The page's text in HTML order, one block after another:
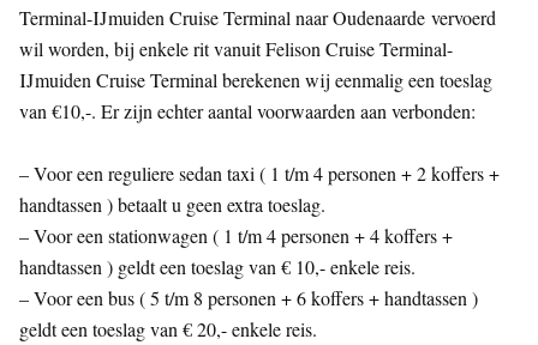
Terminal-IJmuiden Cruise Terminal naar Oudenaarde vervoerd
wil worden, bij enkele rit vanuit Felison Cruise Terminal-
IJmuiden Cruise Terminal berekenen wij eenmalig een toeslag
van €10,-. Er zijn echter aantal voorwaarden aan verbonden:
– Voor een reguliere sedan taxi ( 1 t/m 4 personen + 2 koffers +
handtassen ) betaalt u geen extra toeslag.
– Voor een stationwagen ( 1 t/m 4 personen + 4 koffers +
handtassen ) geldt een toeslag van € 10,- enkele reis.
– Voor een bus ( 5 t/m 8 personen + 6 koffers + handtassen )
geldt een toeslag van € 20,- enkele reis.